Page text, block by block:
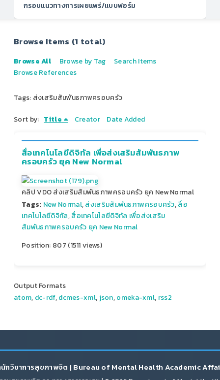
กรอบแนวทางการเผยแพร่/แบบฟอร์ม
Browse Items (1 total)
Browse All Browse by Tag
Search Items
Browse References
Tags: ส่งเสริมสัมพันธภาพครอบครัว
Sort by: Title Creator Date Added
สื่อเทคโนโลยีดิจิทัล เพื่อส่งเสริมสัมพันธภาพ
ครอบครัว ยุค New Normal
คลิป VDO ส่งเสริมสัมพันธภาพครอบครัว ยุค New Normal
Tags: New Normal,ส่งเสริมสัมพันธภาพครอบครัว,สื่อ
เทคโนโลยีดิจิทัล,สื่อเทคโนโลยีดิจิทัล เพื่อส่งเสริม
สัมพันธภาพครอบครัว ยุค New Normal
Position: 807 (1511views)
Output Formats
atom, dc-rdf,dcmes-xml, json,omeka-xml, rss2
กวิชาการสุขภาพจิต | Bureau of Mental Health Academic